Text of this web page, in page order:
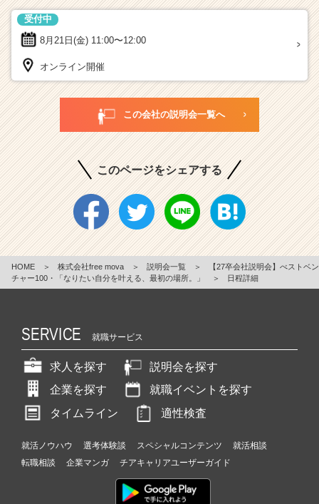
8月21日(金) 11:00〜12:00
受付中
オンライン開催
この会社の説明会一覧へ
このページをシェアする
HOME ＞ 株式会社free mova ＞ 説明会一覧 ＞
【27卒会社説明会】べストベン
チャー100・「なりたい自分を叶える、最初の場所。」
＞ 日程詳細
SERVICE 就職サービス
求人を探す
説明会を探す
企業を探す
就職イベントを探す
タイムライン
適性検査
就活ノウハウ 選考体験談 スペシャルコンテンツ
就活相談
転職相談
企業マンガ チアキャリアユーザーガイド